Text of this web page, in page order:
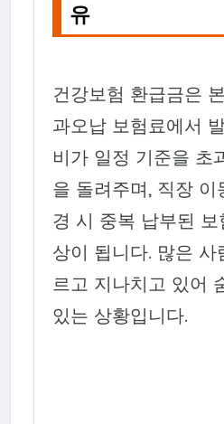
유
건강보험 환급금은
과오납 보험료에서
비가 일정 기준을 초
을 돌려주며, 직장 이
경 시 중복 납부된 보
상이 됩니다. 많은 사
르고 지나치고 있어
있는 상황입니다.